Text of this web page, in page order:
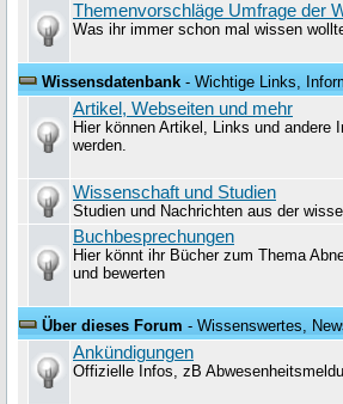
Themenvorschläge Umfrage der
Was ihr immer schon mal wissen
Wissensdatenbank - Wichtige Links,
Artikel, Webseiten und mehr
Hier können Artikel, Links und andere
werden.
Wissenschaft und Studien
Studien und Nachrichten aus der
Buchbesprechungen
Hier könnt ihr Bücher zum Thema
und bewerten
Über dieses Forum - Wissenswertes,
Ankündigungen
Offizielle Infos, zB